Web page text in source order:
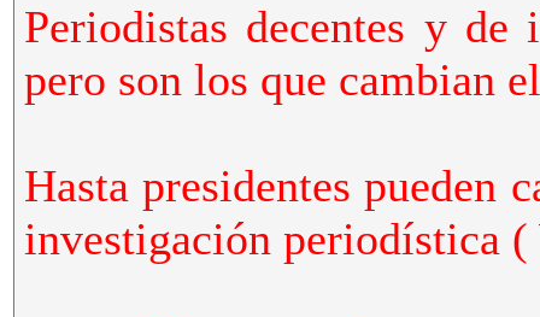
Periodistas decentes y de
pero son los que cambian
Hasta presidentes pueden
investigación periodística